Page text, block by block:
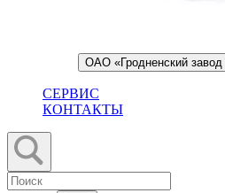
ОАО «Гродненский завод
СЕРВИС
КОНТАКТЫ